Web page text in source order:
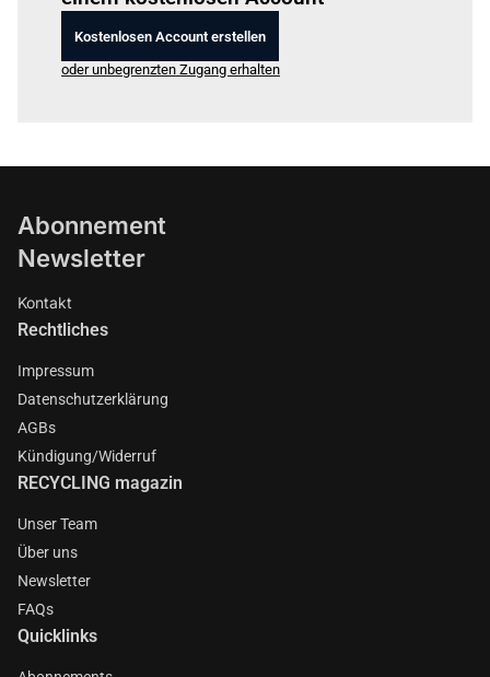
Kostenlosen Account erstellen
oder unbegrenzten Zugang erhalten
Abonnement
Newsletter
Kontakt
Rechtliches
Impressum
Datenschutzerklärung
AGBs
Kündigung/Widerruf
RECYCLING magazin
Unser Team
Über uns
Newsletter
FAQs
Quicklinks